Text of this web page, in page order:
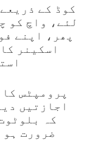
لئے، واچ کو
پھر، اپنے
پرومپٹس
اجازتیں
کہ
ضرورت